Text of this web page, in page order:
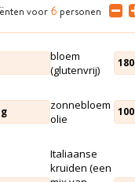
voor 6 personen
bloem
(glutenvrij)
180
g
zonnebloem
olie
100
Italiaanse
kruiden (een